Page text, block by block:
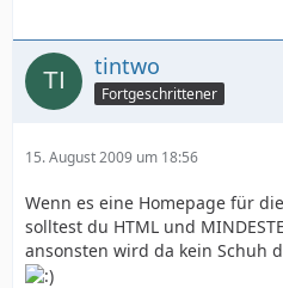
tintwo
Fortgeschrittener
15. August 2009 um 18:56
Wenn es eine Homepage für
solltest du HTML und
ansonsten wird da kein Schuh